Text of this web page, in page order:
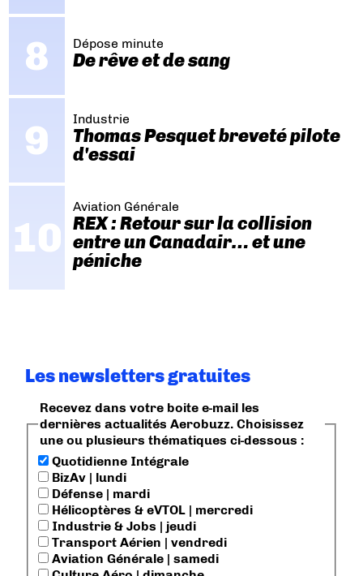
Dépose minute
De rêve et de sang
Industrie
Thomas Pesquet breveté pilote
d'essai
Aviation Générale
REX : Retour sur la collision
entre un Canadair… et une
péniche
Les newsletters gratuites
Recevez dans votre boite e-mail les
dernières actualités Aerobuzz. Choisissez
une ou plusieurs thématiques ci-dessous :
Quotidienne Intégrale
BizAv | lundi
Défense | mardi
Hélicoptères & eVTOL | mercredi
Industrie & Jobs | jeudi
Transport Aérien | vendredi
Aviation Générale | samedi